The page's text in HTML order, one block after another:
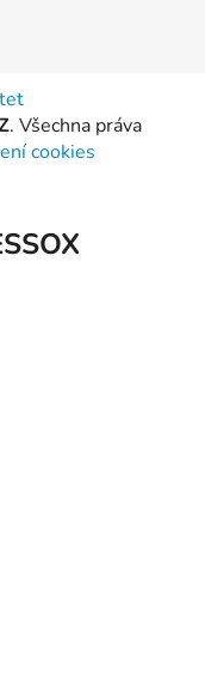
. Všechna práva
cookies